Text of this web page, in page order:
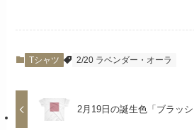
Tシャツ 2/20 ラベンダー・オーラ
2月19日の誕生色「ブラッ